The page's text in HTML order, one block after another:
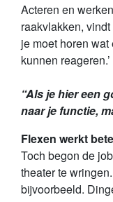
Acteren en
raakvlakken,
je moet horen
kunnen reageren.’
“Als je hier een
naar je functie,
Flexen werkt
Toch begon de
theater te
bijvoorbeeld.